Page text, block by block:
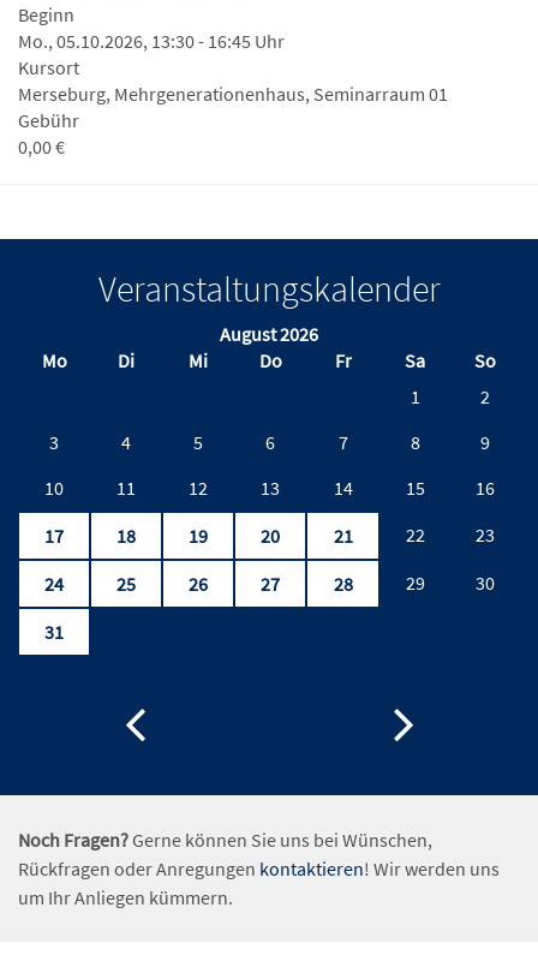
Beginn
Mo., 05.10.2026, 13:30 - 16:45 Uhr
Kursort
Merseburg, Mehrgenerationenhaus, Seminarraum 01
Gebühr
0,00 €
Veranstaltungskalender
August 2026
Mo
Di Mi Do Fr Sa
So
1
2
3
4 5 6 7 8
9
10
11 12 13 14 15
16
17
18 19 20 21 22 23
24 25 26 27 28 29 30
31
Noch Fragen? Gerne können Sie uns bei Wünschen,
Rückfragen oder Anregungen kontaktieren! Wir werden uns
um Ihr Anliegen kümmern.